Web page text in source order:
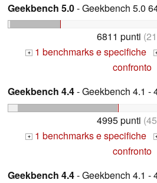
Geekbench 5.0- Geekbench 5.0
6811 punti
+ 1 benchmarks e specifiche
confronto
Geekbench 4.4- Geekbench 4.1 -
4995 punti
+ 1 benchmarks e specifiche
confronto
Geekbench 4.4- Geekbench 4.1 -